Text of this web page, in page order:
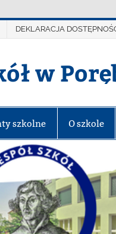
DEKLARACJA
w
szkolne O szkole